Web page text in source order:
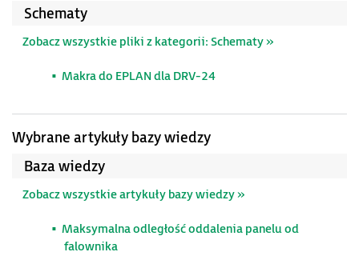
Schematy
Zobacz wszystkie pliki z kategorii: Schematy »
Makra do EPLAN dla DRV-24
Wybrane artykuły bazy wiedzy
Baza wiedzy
Zobacz wszystkie artykuły bazy wiedzy »
Maksymalna odległość oddalenia panelu od
falownika